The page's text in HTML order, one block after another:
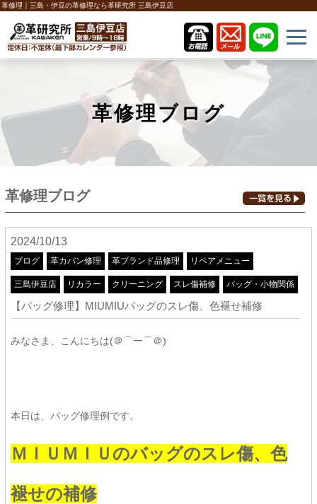
革修理｜三島・伊豆の革修理なら革研究所 三島伊豆店
革修理ブログ
革修理ブログ
2024/10/13
ブログ 革カバン修理 革ブランド品修理 リペアメニュー
三島伊豆店 リカラー クリーニング スレ傷補修 バッグ・小物関係
【バッグ修理】MIUMIUバッグのスレ傷、色褪せ補修
みなさま、こんにちは(＠⌒ー⌒＠)
本日は、バッグ修理例です。
ＭＩＵＭＩＵのバッグのスレ傷、色
褪せの補修